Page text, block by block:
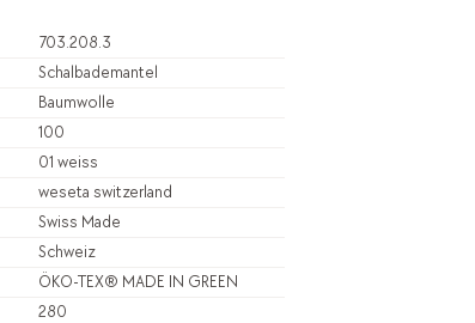
703.208.3
Schalbademantel
Baumwolle
100
01 weiss
weseta switzerland
Swiss Made
Schweiz
ÖKO-TEX® MADE IN GREEN
280